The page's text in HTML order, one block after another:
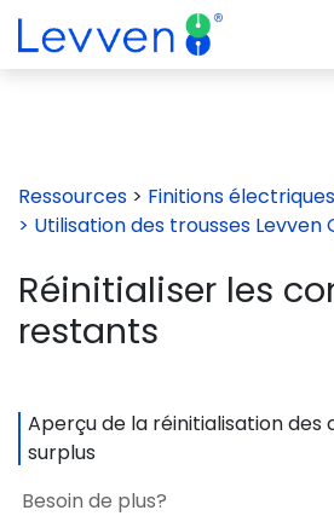
Se rendre au contenu
Ressources > Finitions
> Utilisation des trousses Levven
Réinitialiser les
restants
Aperçu de la réinitialisation des
surplus
Besoin de plus?